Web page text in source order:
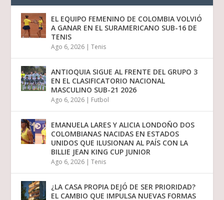
EL EQUIPO FEMENINO DE COLOMBIA VOLVIÓ
A GANAR EN EL SURAMERICANO SUB-16 DE
TENIS
Ago 6, 2026 |Tenis
ANTIOQUIA SIGUE AL FRENTE DEL GRUPO 3
EN EL CLASIFICATORIO NACIONAL
MASCULINO SUB-21 2026
Ago 6, 2026 | Futbol
EMANUELA LARES Y ALICIA LONDOÑO DOS
COLOMBIANAS NACIDAS EN ESTADOS
UNIDOS QUE ILUSIONAN AL PAÍS CON LA
BILLIE JEAN KING CUP JUNIOR
Ago 6, 2026 |Tenis
¿LA CASA PROPIA DEJÓ DE SER PRIORIDAD?
EL CAMBIO QUE IMPULSA NUEVAS FORMAS